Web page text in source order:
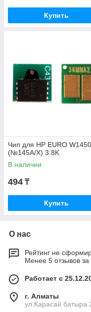
Купить
Чип для HP EURO
(№145A/X) 3.8K
В наличии
494 ₸
Купить
О нас
Рейтинг не
Менее 5 отзывов за
Работает с
г. Алматы
ул.Карасай батыра